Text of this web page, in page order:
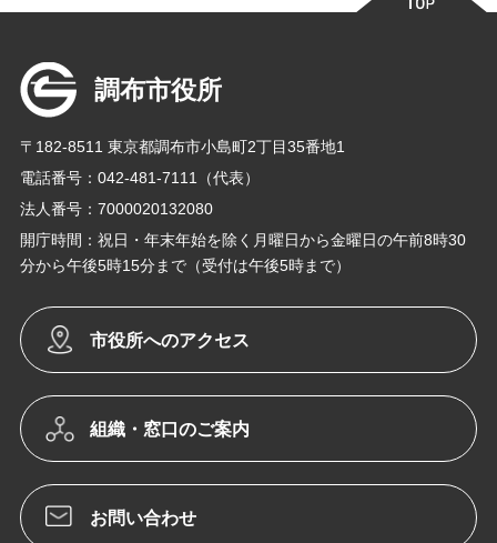
調布市役所
〒182-8511 東京都調布市小島町2丁目35番地1
電話番号：042-481-7111（代表）
法人番号：7000020132080
開庁時間：祝日・年末年始を除く月曜日から金曜日の午前8時30
分から午後5時15分まで（受付は午後5時まで）
市役所へのアクセス
組織・窓口のご案内
お問い合わせ